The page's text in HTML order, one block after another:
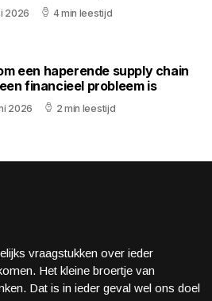
2026 4 min leestijd
een haperende supply chain
financieel probleem is
2026 2 min leestijd
vraagstukken over ieder
Het kleine broertje van
Dat is in ieder geval wel ons doel